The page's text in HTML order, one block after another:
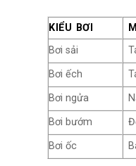
KIỂU BƠI
Bơi sải
Bơi ếch
Bơi ngửa
Bơi bướm
Bơi ốc